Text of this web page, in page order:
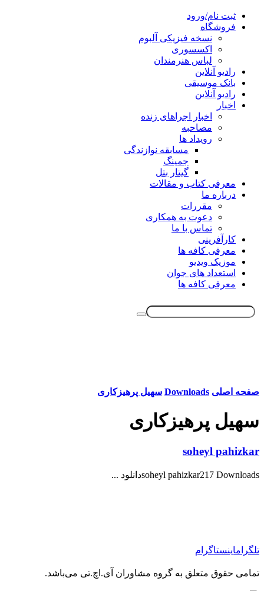
ثبت نام/ورود
فروشگاه
نسخه فیزیکی آلبوم
اکسسوری
لباس هنرمندان
رادیو آنلاین
بانک موسیقی
رادیو آنلاین
اخبار
اخبار اجراهای زنده
مصاحبه
رویداد ها
مسابقه نوازندگی
جمینگ
گیتار بتل
معرفی کتاب و مقالات
درباره ما
مقررات
دعوت به همکاری
تماس با ما
کارآفرینی
معرفی کافه ها
موزیک ویدیو
استعداد های جوان
معرفی کافه ها
صفحه اصلی Downloads سهیل پرهیزکاری
سهیل پرهیزکاری
soheyl pahizkar
soheyl pahizkar217 Downloadsدانلود ...
تلگراماینستاگرام
تمامی حقوق متعلق به گروه مشاوران آی.اچ.تی می‌باشد.